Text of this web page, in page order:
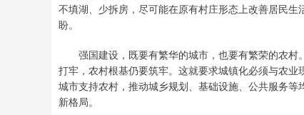
不填湖、少拆房，尽可能在原有村庄形态上改善居民
盼。
强国建设，既要有繁华的城市，也要有繁荣的农村
打牢，农村根基仍要筑牢。这就要求城镇化必须与农业
城市支持农村，推动城乡规划、基础设施、公共服务
新格局。